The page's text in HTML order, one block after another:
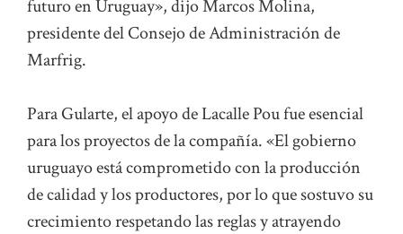
futuro en Uruguay», dijo Marcos Molina,
presidente del Consejo de Administración de
Marfrig.
Para Gularte, el apoyo de Lacalle Pou fue esencial
para los proyectos de la compañía. «El gobierno
uruguayo está comprometido con la producción
de calidad y los productores, por lo que sostuvo su
crecimiento respetando las reglas y atrayendo